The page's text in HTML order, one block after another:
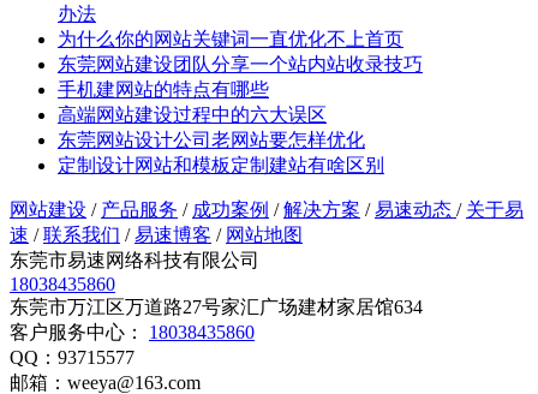
办法
为什么你的网站关键词一直优化不上首页
东莞网站建设团队分享一个站内站收录技巧
手机建网站的特点有哪些
高端网站建设过程中的六大误区
东莞网站设计公司老网站要怎样优化
定制设计网站和模板定制建站有啥区别
网站建设 / 产品服务 / 成功案例 / 解决方案 / 易速动态 / 关于易
速 / 联系我们 / 易速博客 / 网站地图
东莞市易速网络科技有限公司
18038435860
东莞市万江区万道路27号家汇广场建材家居馆634
客户服务中心： 18038435860
QQ：93715577
邮箱：weeya@163.com